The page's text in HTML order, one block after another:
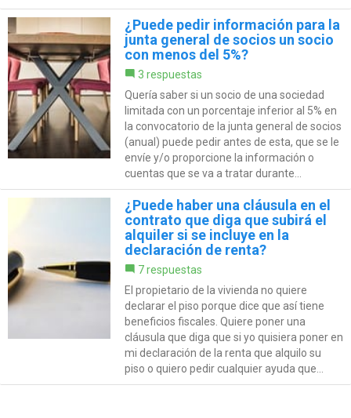
¿Puede pedir información para la
junta general de socios un socio
con menos del 5%?
3 respuestas
Quería saber si un socio de una sociedad
limitada con un porcentaje inferior al 5% en
la convocatorio de la junta general de socios
(anual) puede pedir antes de esta, que se le
envíe y/o proporcione la información o
cuentas que se va a tratar durante...
¿Puede haber una cláusula en el
contrato que diga que subirá el
alquiler si se incluye en la
declaración de renta?
7 respuestas
El propietario de la vivienda no quiere
declarar el piso porque dice que así tiene
beneficios fiscales. Quiere poner una
cláusula que diga que si yo quisiera poner en
mi declaración de la renta que alquilo su
piso o quiero pedir cualquier ayuda que...